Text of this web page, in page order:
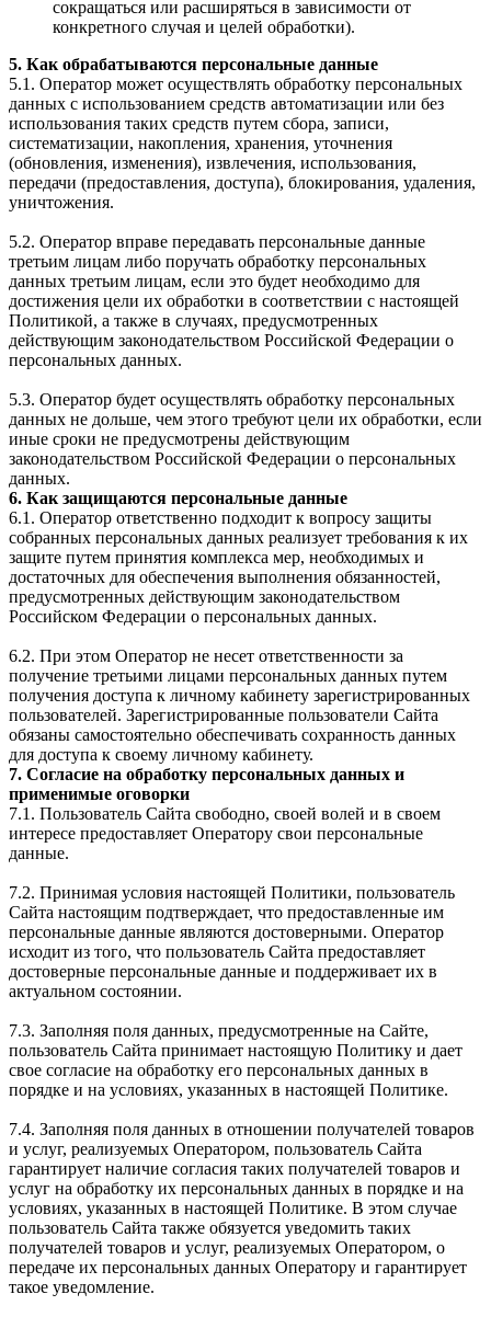
сокращаться или расширяться в зависимости от
конкретного случая и целей обработки).
5. Как обрабатываются персональные данные
5.1. Оператор может осуществлять обработку персональных
данных с использованием средств автоматизации или без
использования таких средств путем сбора, записи,
систематизации, накопления, хранения, уточнения
(обновления, изменения), извлечения, использования,
передачи (предоставления, доступа), блокирования, удаления,
уничтожения.
5.2. Оператор вправе передавать персональные данные
третьим лицам либо поручать обработку персональных
данных третьим лицам, если это будет необходимо для
достижения цели их обработки в соответствии с настоящей
Политикой, а также в случаях, предусмотренных
действующим законодательством Российской Федерации о
персональных данных.
5.3. Оператор будет осуществлять обработку персональных
данных не дольше, чем этого требуют цели их обработки, если
иные сроки не предусмотрены действующим
законодательством Российской Федерации о персональных
данных.
6. Как защищаются персональные данные
6.1. Оператор ответственно подходит к вопросу защиты
собранных персональных данных реализует требования к их
защите путем принятия комплекса мер, необходимых и
достаточных для обеспечения выполнения обязанностей,
предусмотренных действующим законодательством
Российском Федерации о персональных данных.
6.2. При этом Оператор не несет ответственности за
получение третьими лицами персональных данных путем
получения доступа к личному кабинету зарегистрированных
пользователей. Зарегистрированные пользователи Сайта
обязаны самостоятельно обеспечивать сохранность данных
для доступа к своему личному кабинету.
7. Согласие на обработку персональных данных и
применимые оговорки
7.1. Пользователь Сайта свободно, своей волей и в своем
интересе предоставляет Оператору свои персональные
данные.
7.2. Принимая условия настоящей Политики, пользователь
Сайта настоящим подтверждает, что предоставленные им
персональные данные являются достоверными. Оператор
исходит из того, что пользователь Сайта предоставляет
достоверные персональные данные и поддерживает их в
актуальном состоянии.
7.3. Заполняя поля данных, предусмотренные на Сайте,
пользователь Сайта принимает настоящую Политику и дает
свое согласие на обработку его персональных данных в
порядке и на условиях, указанных в настоящей Политике.
7.4. Заполняя поля данных в отношении получателей товаров
и услуг, реализуемых Оператором, пользователь Сайта
гарантирует наличие согласия таких получателей товаров и
услуг на обработку их персональных данных в порядке и на
условиях, указанных в настоящей Политике. В этом случае
пользователь Сайта также обязуется уведомить таких
получателей товаров и услуг, реализуемых Оператором, о
передаче их персональных данных Оператору и гарантирует
такое уведомление.